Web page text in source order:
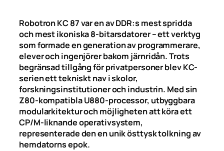
Robotron KC 87 var en av DDR:s mest spridda
och mest ikoniska 8-bitarsdatorer – ett verktyg
som formade en generation av programmerare,
elever och ingenjörer bakom järnridån. Trots
begränsad tillgång för privatpersoner blev KC-
serien ett tekniskt nav i skolor,
forskningsinstitutioner och industrin. Med sin
Z80-kompatibla U880-processor, utbyggbara
modularkitektur och möjligheten att köra ett
CP/M-liknande operativsystem,
representerade den en unik östtysk tolkning av
hemdatorns epok.